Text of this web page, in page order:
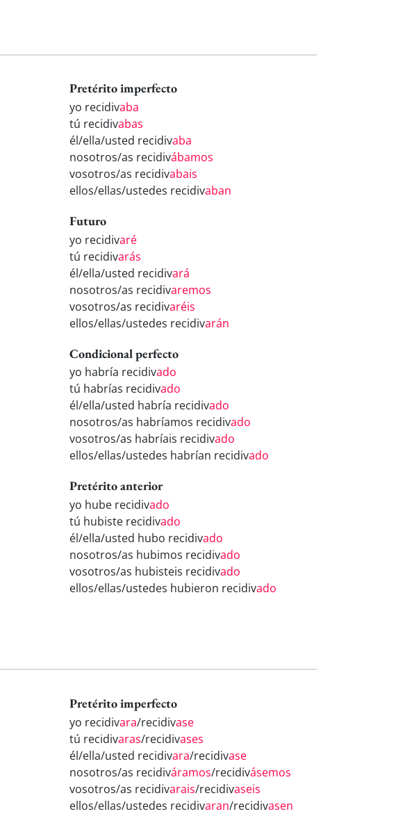
Pretérito imperfecto
yo recidivaba
tú recidivabas
él/ella/usted recidivaba
nosotros/as recidivábamos
vosotros/as recidivabais
ellos/ellas/ustedes recidivaban
Futuro
yo recidivaré
tú recidivarás
él/ella/usted recidivará
nosotros/as recidivaremos
vosotros/as recidivaréis
ellos/ellas/ustedes recidivarán
Condicional perfecto
yo habría recidivado
tú habrías recidivado
él/ella/usted habría recidivado
nosotros/as habríamos recidivado
vosotros/as habríais recidivado
ellos/ellas/ustedes habrían recidivado
Pretérito anterior
yo hube recidivado
tú hubiste recidivado
él/ella/usted hubo recidivado
nosotros/as hubimos recidivado
vosotros/as hubisteis recidivado
ellos/ellas/ustedes hubieron recidivado
Pretérito imperfecto
yo recidivara/recidivase
tú recidivaras/recidivases
él/ella/usted recidivara/recidivase
nosotros/as recidiváramos/recidivásemos
vosotros/as recidivarais/recidivaseis
ellos/ellas/ustedes recidivaran/recidivasen